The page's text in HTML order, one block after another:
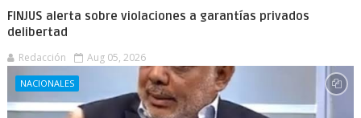
FINJUS alerta sobre violaciones a garantías privados
delibertad
Redacción Aug 05, 2026
NACIONALES